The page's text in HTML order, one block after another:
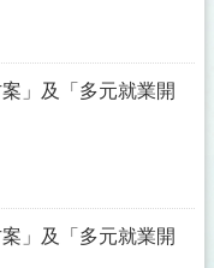
」及「多元就業開
」及「多元就業開